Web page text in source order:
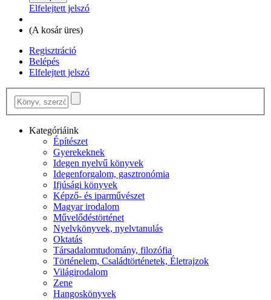
Elfelejtett jelszó
(A kosár üres)
Regisztráció
Belépés
Elfelejtett jelszó
Kategóriáink
Építészet
Gyerekeknek
Idegen nyelvű könyvek
Idegenforgalom, gasztronómia
Ifjúsági könyvek
Képző- és iparművészet
Magyar irodalom
Művelődéstörténet
Nyelvkönyvek, nyelvtanulás
Oktatás
Társadalomtudomány, filozófia
Történelem, Családtörténetek, Életrajzok
Világirodalom
Zene
Hangoskönyvek